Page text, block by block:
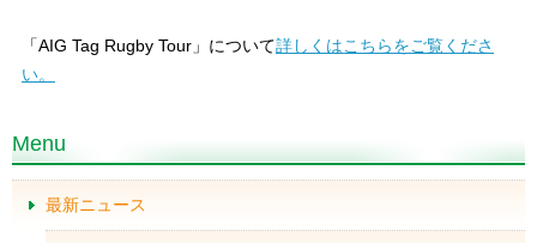
「AIG Tag Rugby Tour」について詳しくはこちらをご覧くださ
い。
Menu
最新ニュース